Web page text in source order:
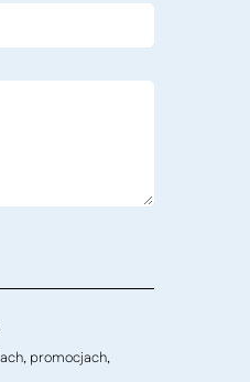
promocjach,